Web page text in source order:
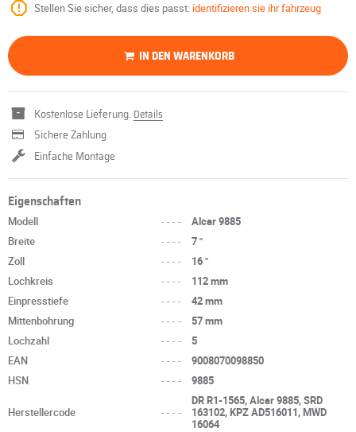
Stellen Sie sicher, dass dies passt: identifizieren sie ihr fahrzeug
IN DEN WARENKORB
Kostenlose Lieferung. Details
Sichere Zahlung
Einfache Montage
Eigenschaften
Modell ----
Alcar 9885
Breite
----
7 "
Zoll
----
16 "
Lochkreis
----
112 mm
Einpresstiefe
----
42 mm
Mittenbohrung
----
57 mm
Lochzahl
----
5
EAN
----
9008070098850
HSN
---- 9885
Herstellercode ----
DR R1-1565, Alcar 9885, SRD
163102, KPZ AD516011, MWD
16064